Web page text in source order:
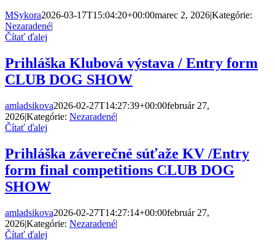
MSykora2026-03-17T15:04:20+00:00marec 2, 2026|Kategórie:
Nezaradené|
Čítať ďalej
Prihláška Klubová výstava / Entry form
CLUB DOG SHOW
amladsikova2026-02-27T14:27:39+00:00február 27,
2026|Kategórie: Nezaradené|
Čítať ďalej
Prihláška záverečné súťaže KV /Entry
form final competitions CLUB DOG
SHOW
amladsikova2026-02-27T14:27:14+00:00február 27,
2026|Kategórie: Nezaradené|
Čítať ďalej